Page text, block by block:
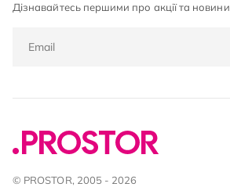
Дізнавайтесь першими про акції та новини
© PROSTOR, 2005 - 2026